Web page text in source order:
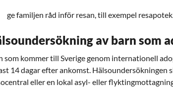
ge familjen råd inför resan, till exempel
av barn som
som kommer till Sverige genom internationell
14 dagar efter ankomst. Hälsoundersökningen
eller en lokal asyl- eller